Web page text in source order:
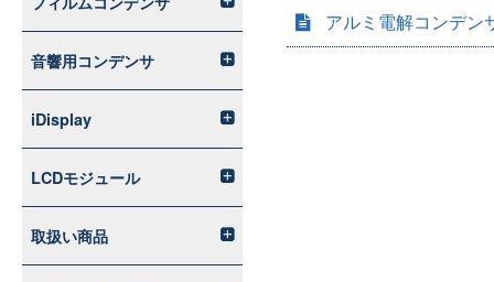
アルミ電解コンデン
音響用コンデンサ
iDisplay
LCDモジュール
取扱い商品